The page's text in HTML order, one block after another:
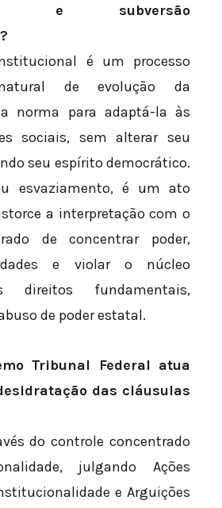
e subversão
é um processo
de evolução da
norma para adaptá-la às
sociais, sem alterar seu
seu espírito democrático.
esvaziamento, é um ato
a interpretação com o
de concentrar poder,
e violar o núcleo
direitos fundamentais,
de poder estatal.
Tribunal Federal atua
das cláusulas
do controle concentrado
julgando Ações
e Arguições